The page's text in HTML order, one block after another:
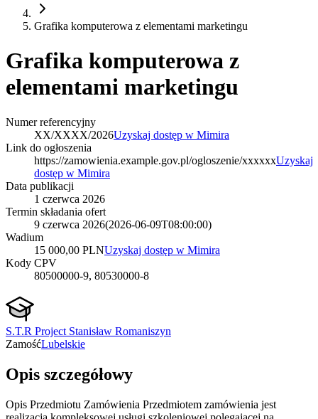
Grafika komputerowa z elementami marketingu
Grafika komputerowa z
elementami marketingu
Numer referencyjny
XX/XXXX/2026Uzyskaj dostęp w Mimira
Link do ogłoszenia
https://zamowienia.example.gov.pl/ogloszenie/xxxxxxUzyskaj
dostęp w Mimira
Data publikacji
1 czerwca 2026
Termin składania ofert
9 czerwca 2026(2026-06-09T08:00:00)
Wadium
15 000,00 PLNUzyskaj dostęp w Mimira
Kody CPV
80500000-9, 80530000-8
S.T.R Project Stanisław Romaniszyn
ZamośćLubelskie
Opis szczegółowy
Opis Przedmiotu Zamówienia Przedmiotem zamówienia jest